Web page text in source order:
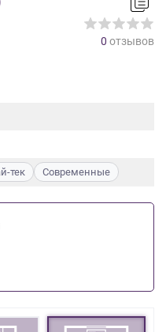
0 отзывов
тек Современные